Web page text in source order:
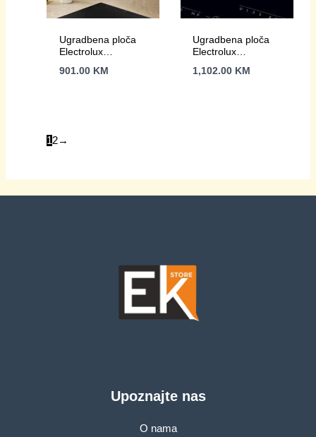
Ugradbena ploča
Electrolux
901.00 KM
Ugradbena ploča
Electrolux
1,102.00 KM
12→
Upoznajte nas
O nama